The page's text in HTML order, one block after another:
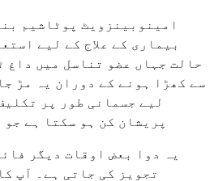
امینوبینزویٹ پوٹاشیم
بیماری کے علاج کے لیے
حالت جہاں عضو تناسل میں داغ
سے کھڑا ہونے کے دوران یہ مڑ
لیے جسمانی طور پر
پریشان کن ہو سکتا ہے جو
یہ دوا بعض اوقات دیگر
تجویز کی جاتی ہے۔ آپ